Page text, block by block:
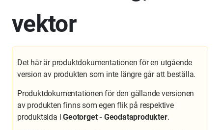
vektor
Det här är produktdokumentationen för en utgående
version av produkten som inte längre går att beställa.
Produktdokumentationen för den gällande versionen
av produkten finns som egen flik på respektive
produktsida iGeotorget - Geodataprodukter.